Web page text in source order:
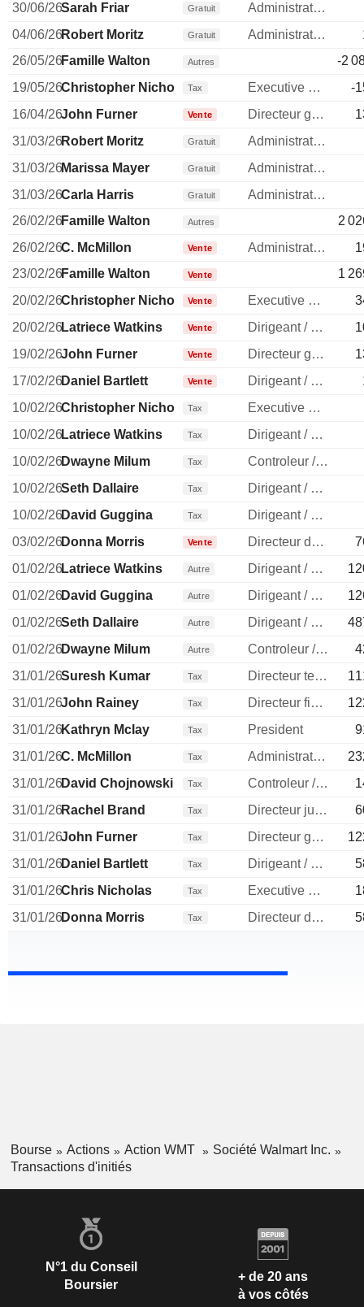
30/06/26Sarah Friar Gratuit
Administrateur
04/06/26Robert Moritz Gratuit Administrateur
26/05/26Famille Walton Autres
-2
19/05/26Christopher NicholasTax Executive Vice President
-
16/04/26John Furner Vente Directeur general
31/03/26Robert Moritz Gratuit
Administrateur
31/03/26Marissa Mayer Gratuit
Administrateur
31/03/26Carla Harris Gratuit
Administrateur
26/02/26Famille Walton Autres
2
26/02/26C. McMillon Vente Administrateur
23/02/26Famille Walton Vente
1
20/02/26Christopher NicholasVente Executive Vice President
20/02/26Latriece Watkins Vente Dirigeant / cadre principal
19/02/26John Furner Vente Directeur general
17/02/26Daniel Bartlett Vente Dirigeant / cadre principal
10/02/26Christopher NicholasTax
Executive Vice President
10/02/26Latriece Watkins Tax
Dirigeant / cadre principal
10/02/26Dwayne Milum Tax
Controleur / auditeur
10/02/26Seth Dallaire Tax
Dirigeant / cadre principal
10/02/26David Guggina Tax
Dirigeant / cadre principal
03/02/26Donna Morris Vente Directeur des ressources humaines
01/02/26Latriece Watkins Autre Dirigeant / cadre principal
01/02/26David Guggina Autre Dirigeant / cadre principal
01/02/26Seth Dallaire Autre Dirigeant / cadre principal
01/02/26Dwayne Milum Autre Controleur / auditeur
31/01/26Suresh Kumar Tax Directeur technique
31/01/26John Rainey Tax Directeur financier
31/01/26Kathryn Mclay Tax President
31/01/26C. McMillon Tax Administrateur
31/01/26David Chojnowski Tax Controleur / auditeur
31/01/26Rachel Brand Tax Directeur juridique
31/01/26John Furner Tax Directeur general
31/01/26Daniel Bartlett Tax Dirigeant / cadre principal
31/01/26Chris Nicholas Tax Executive Vice President
31/01/26Donna Morris Tax Directeur des ressources humaines
Bourse Actions Action WMT
Société Walmart Inc.
Transactions d'initiés
N°1 du Conseil
Boursier
+ de 20 ans
à vos côtés